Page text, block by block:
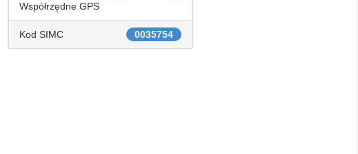
Współrzędne GPS
0035754
Kod SIMC